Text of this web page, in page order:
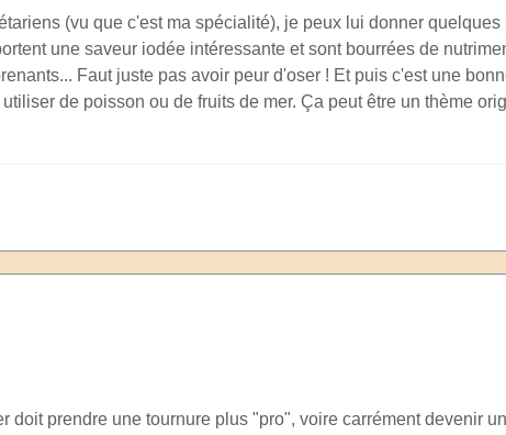
(vu que c'est ma spécialité), je peux lui donner quelques
une saveur iodée intéressante et sont bourrées de
Faut juste pas avoir peur d'oser ! Et puis c'est une
de poisson ou de fruits de mer. Ça peut être un thème
doit prendre une tournure plus "pro", voire carrément devenir